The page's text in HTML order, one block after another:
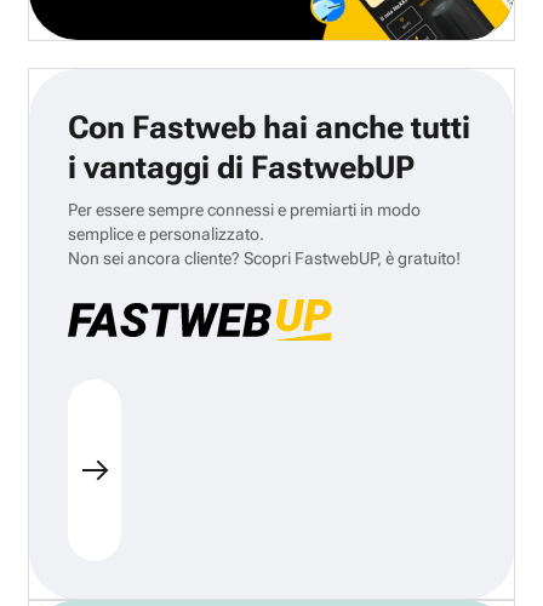
Con Fastweb hai anche tutti
i vantaggi di FastwebUP
Per essere sempre connessi e premiarti in modo
semplice e personalizzato.
Non sei ancora cliente? Scopri FastwebUP, è gratuito!